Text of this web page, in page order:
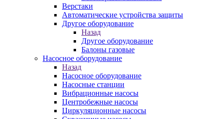
Верстаки
Автоматические устройства защиты
Другое оборудование
Назад
Другое оборудование
Балоны газовые
Насосное оборудование
Назад
Насосное оборудование
Насосные станции
Вибрационные насосы
Центробежные насосы
Циркуляционные насосы